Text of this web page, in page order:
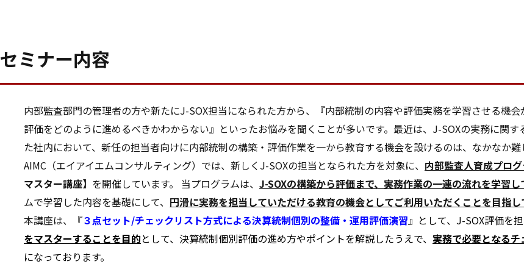
セミナー内容
内部監査部門の管理者の方や新たにJ-SOX担当になられた方から、『内部統制の内容や評価実務を学習させる機
評価をどのように進めるべきかわからない』といったお悩みを聞くことが多いです。最近は、J-SOXの実務に関
た社内において、新任の担当者向けに内部統制の構築・評価作業を一から教育する機会を設けるのは、なかなか難
AIMC（エイアイエムコンサルティング）では、新しくJ-SOXの担当となられた方を対象に、 内部監査人育成プロ
マスター講座】 を開催しています。 当プログラムは、 J-SOXの構築から評価まで、実務作業の一連の流れを学習
ムで学習した内容を基礎にして、 円滑に実務を担当していただける教育の機会としてご利用いただくことを目指し
本講座は、『３点セット/チェックリスト方式による決算統制個別の整備・運用評価演習』 として、J-SOX評価を
をマスターすることを目的として、決算統制個別評価の進め方やポイントを解説したうえで、 実務で必要となる
になっております。